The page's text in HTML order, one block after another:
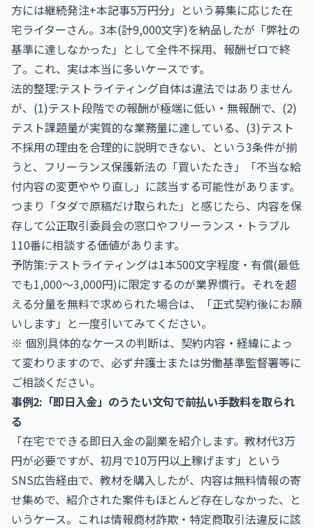
方には継続発注+本記事5万円分」という募集に応じた在
宅ライターさん。3本(計9,000文字)を納品したが「弊社の
基準に達しなかった」として全件不採用、報酬ゼロで終
了。これ、実は本当に多いケースです。
法的整理:テストライティング自体は違法ではありません
が、(1)テスト段階での報酬が極端に低い・無報酬で、(2)
テスト課題量が実質的な業務量に達している、(3)テスト
不採用の理由を合理的に説明できない、という3条件が揃
うと、フリーランス保護新法の「買いたたき」「不当な給
付内容の変更ややり直し」に該当する可能性があります。
つまり「タダで原稿だけ取られた」と感じたら、内容を保
存して公正取引委員会の窓口やフリーランス・トラブル
110番に相談する価値があります。
予防策:テストライティングは1本500文字程度・有償(最低
でも1,000〜3,000円)に限定するのが業界慣行。それを超
える分量を無料で求められた場合は、「正式契約後にお願
いします」と一度引いてみてください。
※ 個別具体的なケースの判断は、契約内容・経緯によっ
て変わりますので、必ず弁護士または労働基準監督署等に
ご相談ください。
事例2:「即日入金」のうたい文句で前払い手数料を取られ
る
「在宅でできる即日入金の副業を紹介します。教材代3万
円が必要ですが、初月で10万円以上稼げます」という
SNS広告経由で、教材を購入したが、内容は無料情報の寄
せ集めで、紹介された案件もほとんど存在しなかった、と
いうケース。これは情報商材詐欺・特定商取引法違反に該